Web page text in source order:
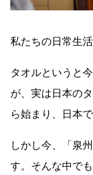
私たちの日常生
タオルというと
が、実は日本の
ら始まり、日本
しかし今、「泉
す。そんな中で